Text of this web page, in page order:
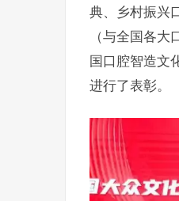
典、乡村振兴
（与全国各
国口腔智造文
进行了表彰。